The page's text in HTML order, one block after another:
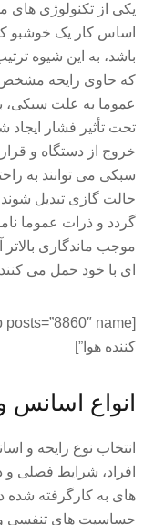
یکی از تکنولوژی های
اساس کار یک خوشبو
باشد، به این شیوه
که حاوی رایحه مشخص
عموما به علت سبکی،
تحت تأثیر فشار ایجاد
خروج از دستگاه و
سبکی می توانند به
حالت گازی تبدیل
گردد و ذرات عموما
موجب ماندگاری بالاتر
ای با خود حمل می
کننده هوا”]
انواع اسانس
انتخاب نوع رایحه و
افراد، شرایط فصلی
های به کارگرفته شده
حساسیت های تنفسی و